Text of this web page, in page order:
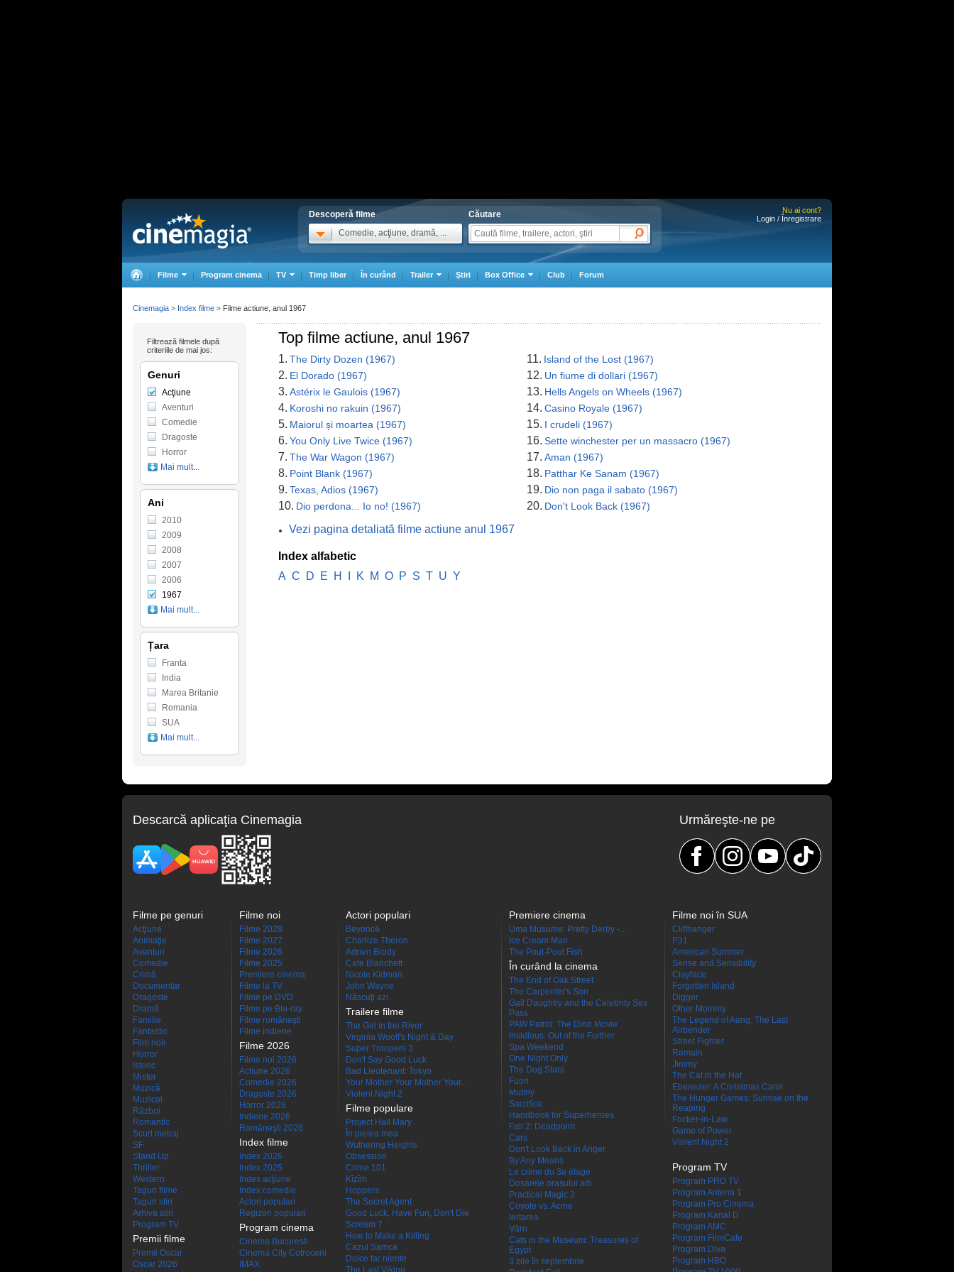
Descoperă filme
Comedie, acţiune, dramă, ...
Căutare
Nu ai cont?
Login / Înregistrare
Filme Program cinema TV Timp liber În curând Trailer Ştiri Box Office Club Forum
Top filme actiune, anul 1967
1. The Dirty Dozen (1967)
2. El Dorado (1967)
3. Astérix le Gaulois (1967)
4. Koroshi no rakuin (1967)
5. Maiorul și moartea (1967)
6. You Only Live Twice (1967)
7. The War Wagon (1967)
8. Point Blank (1967)
9. Texas, Adios (1967)
10. Dio perdona... Io no! (1967)
11. Island of the Lost (1967)
12. Un fiume di dollari (1967)
13. Hells Angels on Wheels (1967)
14. Casino Royale (1967)
15. I crudeli (1967)
16. Sette winchester per un massacro (1967)
17. Aman (1967)
18. Patthar Ke Sanam (1967)
19. Dio non paga il sabato (1967)
20. Don't Look Back (1967)
Vezi pagina detaliată filme actiune anul 1967
Index alfabetic
A C D E H K M O P S T U Y
Filtrează filmele după
criteriile de mai jos:
Genuri
Acţiune
Aventuri
Comedie
Dragoste
Horror
Mai mult...
Ani
2010
2009
2008
2007
2006
1967
Mai mult...
Țara
Franta
India
Marea Britanie
Romania
SUA
Mai mult...
Cinemagia > Index filme > Filme actiune, anul 1967
Descarcă aplicaţia Cinemagia Urmăreşte-ne pe
Filme pe genuri
Acţiune
Animaţie
Aventuri
Comedie
Crimă
Documentar
Dragoste
Dramă
Familie
Fantastic
Film noir
Horror
Istoric
Mister
Muzică
Muzical
Război
Romantic
Scurt metraj
SF
Stand Up
Thriller
Western
Taguri filme
Taguri stiri
Arhiva stiri
Program TV
Premii filme
Premii Oscar
Oscar 2026
Filme noi
Filme 2028
Filme 2027
Filme 2026
Filme 2025
Premiere cinema
Filme la TV
Filme pe DVD
Filme pe Blu-ray
Filme româneşti
Filme indiene
Filme 2026
Filme noi 2026
Actiune 2026
Comedie 2026
Dragoste 2026
Horror 2026
Indiene 2026
Româneşti 2026
Index filme
Index 2026
Index 2025
Index acţiune
Index comedie
Actori populari
Regizori populari
Program cinema
Cinema Bucuresti
Cinema City Cotroceni
IMAX
Actori populari
Beyoncé
Charlize Theron
Adrien Brody
Cate Blanchett
Nicole Kidman
John Wayne
Născuţi azi
Trailere filme
The Girl in the River
Virginia Woolf's Night & Day
Super Troopers 3
Don't Say Good Luck
Bad Lieutenant: Tokyo
Your Mother Your Mother Your...
Violent Night 2
Filme populare
Project Hail Mary
În pielea mea
Wuthering Heights
Obsession
Crime 101
Kîzîm
Hoppers
The Secret Agent
Good Luck, Have Fun, Don't Die
Scream 7
How to Make a Killing
Cazul Samca
Dolce far niente
The Last Viking
Premiere cinema
Uma Musume: Pretty Derby -...
Ice Cream Man
The Pout-Pout Fish
În curând la cinema
The End of Oak Street
The Carpenter's Son
Gail Daughtry and the Celebrity Sex
Pass
PAW Patrol: The Dino Movie
Insidious: Out of the Further
Spa Weekend
One Night Only
The Dog Stars
Fuori
Mutiny
Sacrifice
Handbook for Superheroes
Fall 2: Deadpoint
Cars
Don't Look Back in Anger
By Any Means
Le crime du 3e étage
Dosarele orașului alb
Practical Magic 2
Coyote vs. Acme
Iertarea
Värn
Cats in the Museum: Treasures of
Egypt
3 zile în septembrie
Filme noi în SUA
Cliffhanger
P31
American Summer
Sense and Sensibility
Clayface
Forgotten Island
Digger
Other Mommy
The Legend of Aang: The Last
Airbender
Street Fighter
Remain
Jimmy
The Cat in the Hat
Ebenezer: A Christmas Carol
The Hunger Games: Sunrise on the
Reaping
Focker-in-Law
Game of Power
Violent Night 2
Program TV
Program PRO TV
Program Antena 1
Program Pro Cinema
Program Kanal D
Program AMC
Program FilmCafe
Program Diva
Program HBO